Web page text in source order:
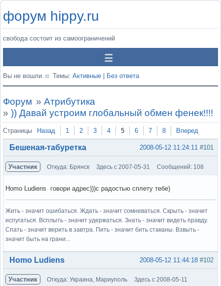
форум hippy.ru
свобода состоит из самоограничений
Вы не вошли. Темы: Активные Без ответа
Форум » Атрибутика
» )) Давай устроим глобальный обмен фенек!!!!
Страницы Назад 1 2 3 4 5 6 7 8 Вперед
#101
2008-05-12 11:24:11
Бешеная-табуретка
Участник Откуда: Брянск Здесь с 2007-05-31 Сообщений: 108
Homo Ludiens говори адрес)))с радостью сплету тебе)
Жить - значит ошибаться. Ждать - значит сомневаться. Скрыть - значит
испугаться. Всплыть - значит удержаться. Знать - значит видеть правду.
Спать - значит верить в завтра. Пить - значит бить стаканы. Взвыть -
значит быть на грани...
Вне форума #102
2008-05-12 11:44:18
Homo Ludiens
Участник Откуда: Украина, Мариуполь
Здесь с 2008-05-11